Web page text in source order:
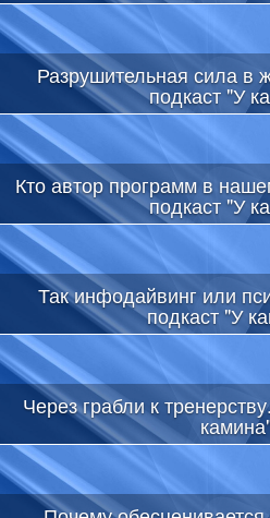
Разрушительная сила в
подкаст "У
Кто автор программ в
подкаст "У
Так инфодайвинг или
подкаст "У
Через грабли к